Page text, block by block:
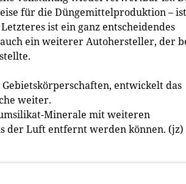
für die Düngemittelproduktion –
ist ein ganz entscheidendes
ein weiterer Autohersteller, der
entwickelt das
weiter.
Minerale mit weiteren
der Luft entfernt werden können. (jz)